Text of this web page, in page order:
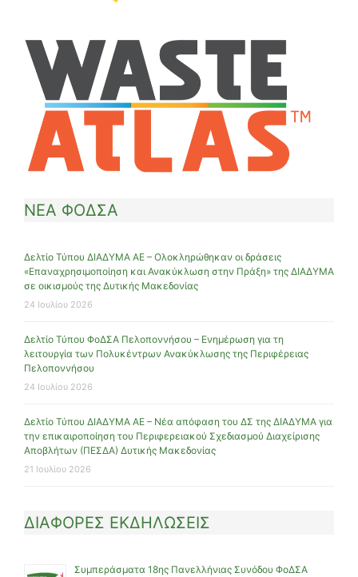
ΝΕΑ ΦΟΔΣΑ
Δελτίο Τύπου ΔΙΑΔΥΜΑ ΑΕ – Ολοκληρώθηκαν οι δράσεις
«Επαναχρησιμοποίηση και Ανακύκλωση στην Πράξη» της ΔΙΑΔΥΜΑ
σε οικισμούς της Δυτικής Μακεδονίας
24 Ιουλίου 2026
Δελτίο Τύπου ΦοΔΣΑ Πελοποννήσου – Ενημέρωση για τη
λειτουργία των Πολυκέντρων Ανακύκλωσης της Περιφέρειας
Πελοποννήσου
24 Ιουλίου 2026
Δελτίο Τύπου ΔΙΑΔΥΜΑ ΑΕ – Νέα απόφαση του ΔΣ της ΔΙΑΔΥΜΑ για
την επικαιροποίηση του Περιφερειακού Σχεδιασμού Διαχείρισης
Αποβλήτων (ΠΕΣΔΑ) Δυτικής Μακεδονίας
21 Ιουλίου 2026
ΔΙΑΦΟΡΕΣ ΕΚΔΗΛΩΣΕΙΣ
Συμπεράσματα 18ης Πανελλήνιας Συνόδου ΦοΔΣΑ